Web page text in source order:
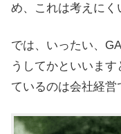
め、これは考えにく
では、いったい、
うしてかといいま
ているのは会社経営